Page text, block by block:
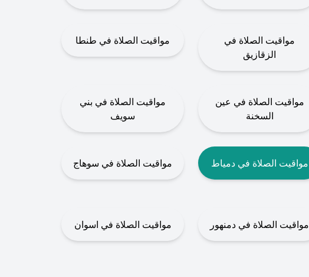
مواقيت الصلاة في
الزقازيق
مواقيت الصلاة في طنطا
مواقيت الصلاة في عين
السخنة
مواقيت الصلاة في بني
سويف
مواقيت الصلاة في دمياط مواقيت الصلاة في سوهاج
مواقيت الصلاة في دمنهور مواقيت الصلاة في اسوان